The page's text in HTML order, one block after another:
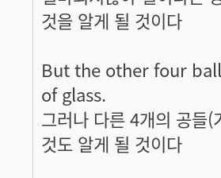
것을 알게 될 것이다
But the other four
of glass.
그러나 다른 4개의 공들
것도 알게 될 것이다